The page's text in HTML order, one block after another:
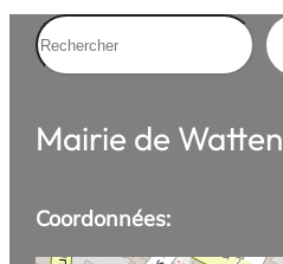
Rechercher
Mairie de Watten
Coordonnées: